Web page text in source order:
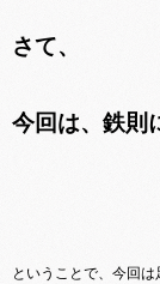
さて、
今回は、鉄則
ということで、今回